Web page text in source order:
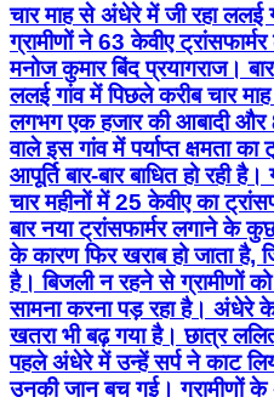
चार माह से अंधेरे में जी रहा ललई
ग्रामीणों ने 63 केवीए ट्रांसफार्मर
मनोज कुमार बिंद प्रयागराज।
ललई गांव में पिछले करीब चार
लगभग एक हजार की आबादी
वाले इस गांव में पर्याप्त क्षमता
आपूर्ति बार-बार बाधित हो रही
चार महीनों में 25 केवीए का
बार नया ट्रांसफार्मर लगाने के
के कारण फिर खराब हो जाता है,
है। बिजली न रहने से ग्रामीणों
सामना करना पड़ रहा है। अंधेरे
खतरा भी बढ़ गया है। छात्र
पहले अंधेरे में उन्हें सर्प ने काट
उनकी जान बच गई। ग्रामीणों